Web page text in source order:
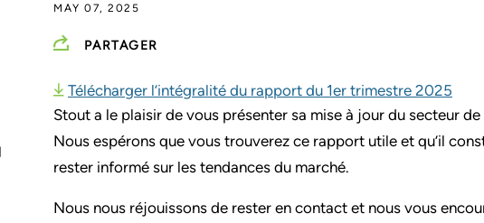
MAY 07, 2025
PARTAGER
Télécharger l’intégralité du rapport du 1er trimestre 2025
Stout a le plaisir de vous présenter sa mise à jour du secteur
Nous espérons que vous trouverez ce rapport utile et qu’il
rester informé sur les tendances du marché.
Nous nous réjouissons de rester en contact et nous vous